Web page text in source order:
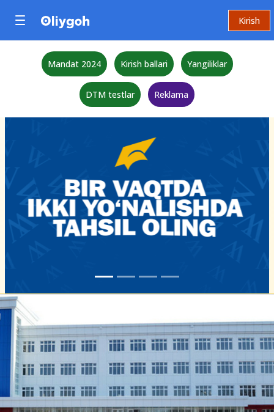
Kirish
Mandat 2024 Kirish ballari Yangiliklar
DTM testlar Reklama